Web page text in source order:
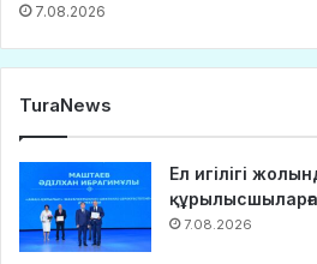
7.08.2026
TuraNews
Ел игілігі
7.08.2026